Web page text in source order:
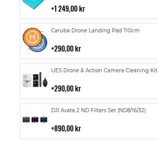
1 249,00 kr
i
Caruba Drone Landing Pad 110cm
290,00 kr
Lägg
i
UES Drone & Action Camera Cleaning Kit
290,00 kr
Lägg
i
DJI Avata 2 ND Filters Set (ND8/16/32)
890,00 kr
Lägg
i